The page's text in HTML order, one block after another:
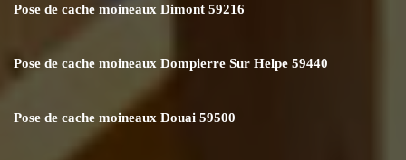
Pose de cache moineaux Dimont 59216
Pose de cache moineaux Dompierre Sur Helpe 59440
Pose de cache moineaux Douai 59500